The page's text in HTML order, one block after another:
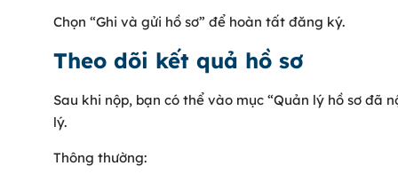
Chọn “Ghi và gửi hồ sơ” để hoàn tất đăng ký.
Theo dõi kết quả hồ sơ
Sau khi nộp, bạn có thể vào mục “Quản lý hồ sơ đã
lý.
Thông thường: